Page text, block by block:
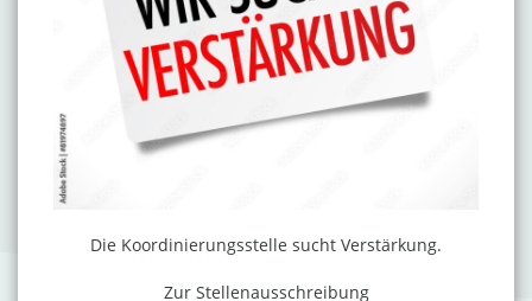
Die Koordinierungsstelle sucht Verstärkung.
Zur Stellenausschreibung